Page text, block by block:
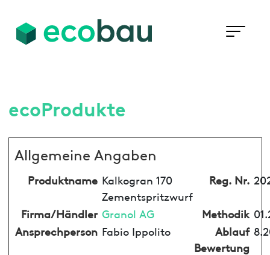
ecoProdukte
Allgemeine Angaben
Produktname Kalkogran 170
Zementspritzwurf
Reg. Nr.
Firma/Händler Granol AG Methodik
Ansprechperson Fabio Ippolito
Ablauf
Bewertung